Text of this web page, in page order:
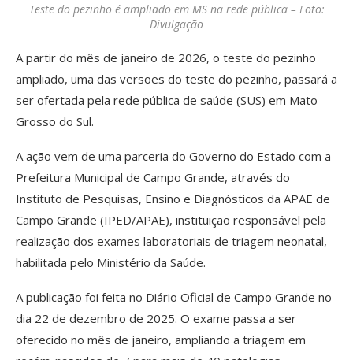
Teste do pezinho é ampliado em MS na rede pública – Foto:
Divulgação
A partir do mês de janeiro de 2026, o teste do pezinho
ampliado, uma das versões do teste do pezinho, passará a
ser ofertada pela rede pública de saúde (SUS) em Mato
Grosso do Sul.
A ação vem de uma parceria do Governo do Estado com a
Prefeitura Municipal de Campo Grande, através do
Instituto de Pesquisas, Ensino e Diagnósticos da APAE de
Campo Grande (IPED/APAE), instituição responsável pela
realização dos exames laboratoriais de triagem neonatal,
habilitada pelo Ministério da Saúde.
A publicação foi feita no Diário Oficial de Campo Grande no
dia 22 de dezembro de 2025. O exame passa a ser
oferecido no mês de janeiro, ampliando a triagem em